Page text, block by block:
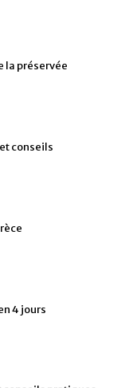
la préservée
conseils
4 jours